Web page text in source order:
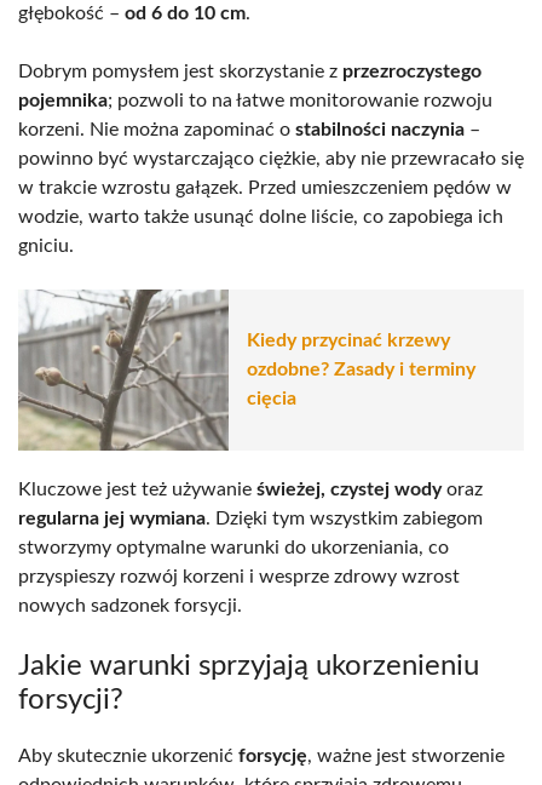
głębokość – od 6 do 10 cm.
Dobrym pomysłem jest skorzystanie z przezroczystego
pojemnika; pozwoli to na łatwe monitorowanie rozwoju
korzeni. Nie można zapominać o stabilności naczynia –
powinno być wystarczająco ciężkie, aby nie przewracało się
w trakcie wzrostu gałązek. Przed umieszczeniem pędów w
wodzie, warto także usunąć dolne liście, co zapobiega ich
gniciu.
Kiedy przycinać krzewy
ozdobne? Zasady i terminy
cięcia
Kluczowe jest też używanie świeżej, czystej wodyoraz
regularna jej wymiana. Dzięki tym wszystkim zabiegom
stworzymy optymalne warunki do ukorzeniania, co
przyspieszy rozwój korzeni i wesprze zdrowy wzrost
nowych sadzonek forsycji.
Jakie warunki sprzyjają ukorzenieniu
forsycji?
Aby skutecznie ukorzenić forsycję, ważne jest stworzenie